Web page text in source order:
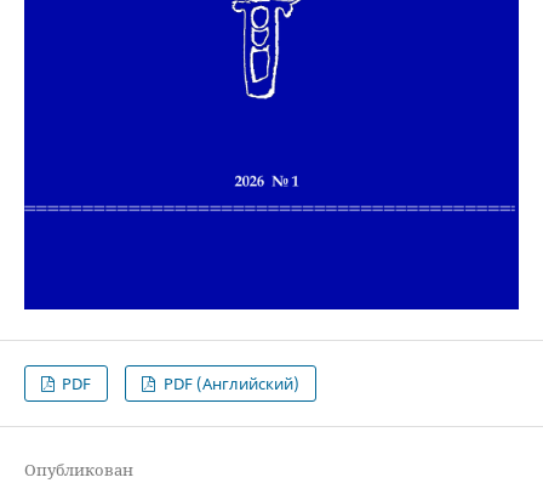
PDF PDF (Английский)
Опубликован